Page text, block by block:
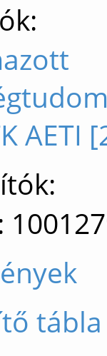
AETI
tábla